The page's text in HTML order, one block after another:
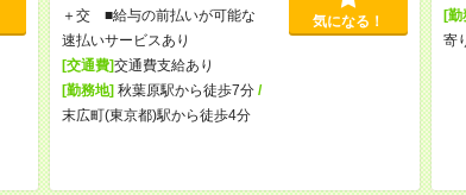
＋交 ■給与の前払いが可能な
速払いサービスあり
[交通費]交通費支給あり
[勤務地]秋葉原駅から徒歩7分/
末広町(東京都)駅から徒歩4分
気になる！
[勤
寄